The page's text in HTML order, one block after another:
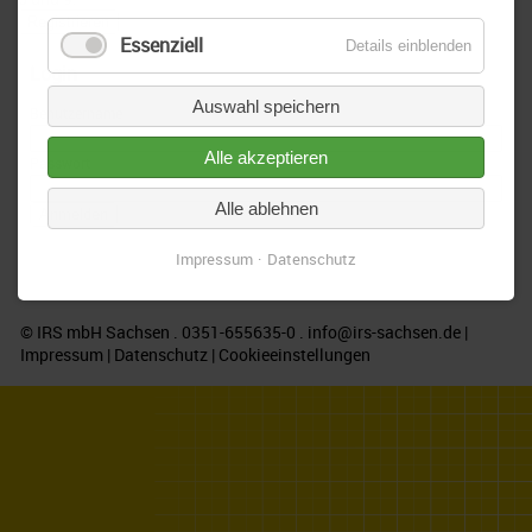
Registrieren
Login
© IRS mbH Sachsen . 0351-655635-0 . info@irs-sachsen.de |
Impressum | Datenschutz | Cookieeinstellungen
Essenziell Details einblenden
Auswahl speichern
Alle akzeptieren
Alle ablehnen
Impressum Datenschutz